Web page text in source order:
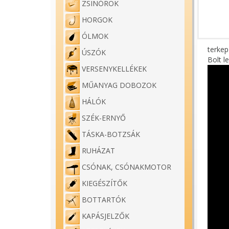
ZSINÓROK
HORGOK
ÓLMOK
ÚSZÓK
VERSENYKELLÉKEK
MŰANYAG DOBOZOK
HÁLÓK
SZÉK-ERNYŐ
TÁSKA-BOTZSÁK
RUHÁZAT
CSÓNAK, CSÓNAKMOTOR
KIEGÉSZÍTŐK
BOTTARTÓK
KAPÁSJELZŐK
terkep
Bolt